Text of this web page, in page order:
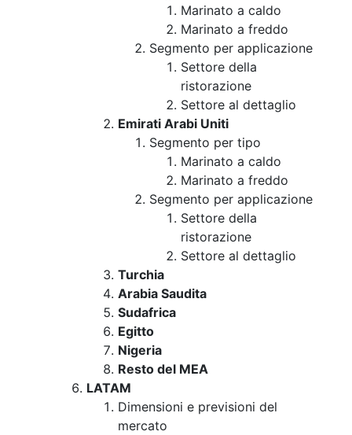
Marinato a caldo
Marinato a freddo
Segmento per applicazione
Settore della
ristorazione
Settore al dettaglio
Emirati Arabi Uniti
Segmento per tipo
Marinato a caldo
Marinato a freddo
Segmento per applicazione
Settore della
ristorazione
Settore al dettaglio
Turchia
Arabia Saudita
Sudafrica
Egitto
Nigeria
Resto del MEA
LATAM
Dimensioni e previsioni del
mercato